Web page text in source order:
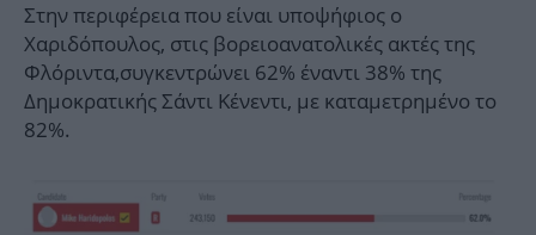
Στην περιφέρεια που είναι υποψήφιος ο
Χαριδόπουλος, στις βορειοανατολικές ακτές της
Φλόριντα,συγκεντρώνει 62% έναντι 38% της
Δημοκρατικής Σάντι Κένεντι, με καταμετρημένο το
82%.